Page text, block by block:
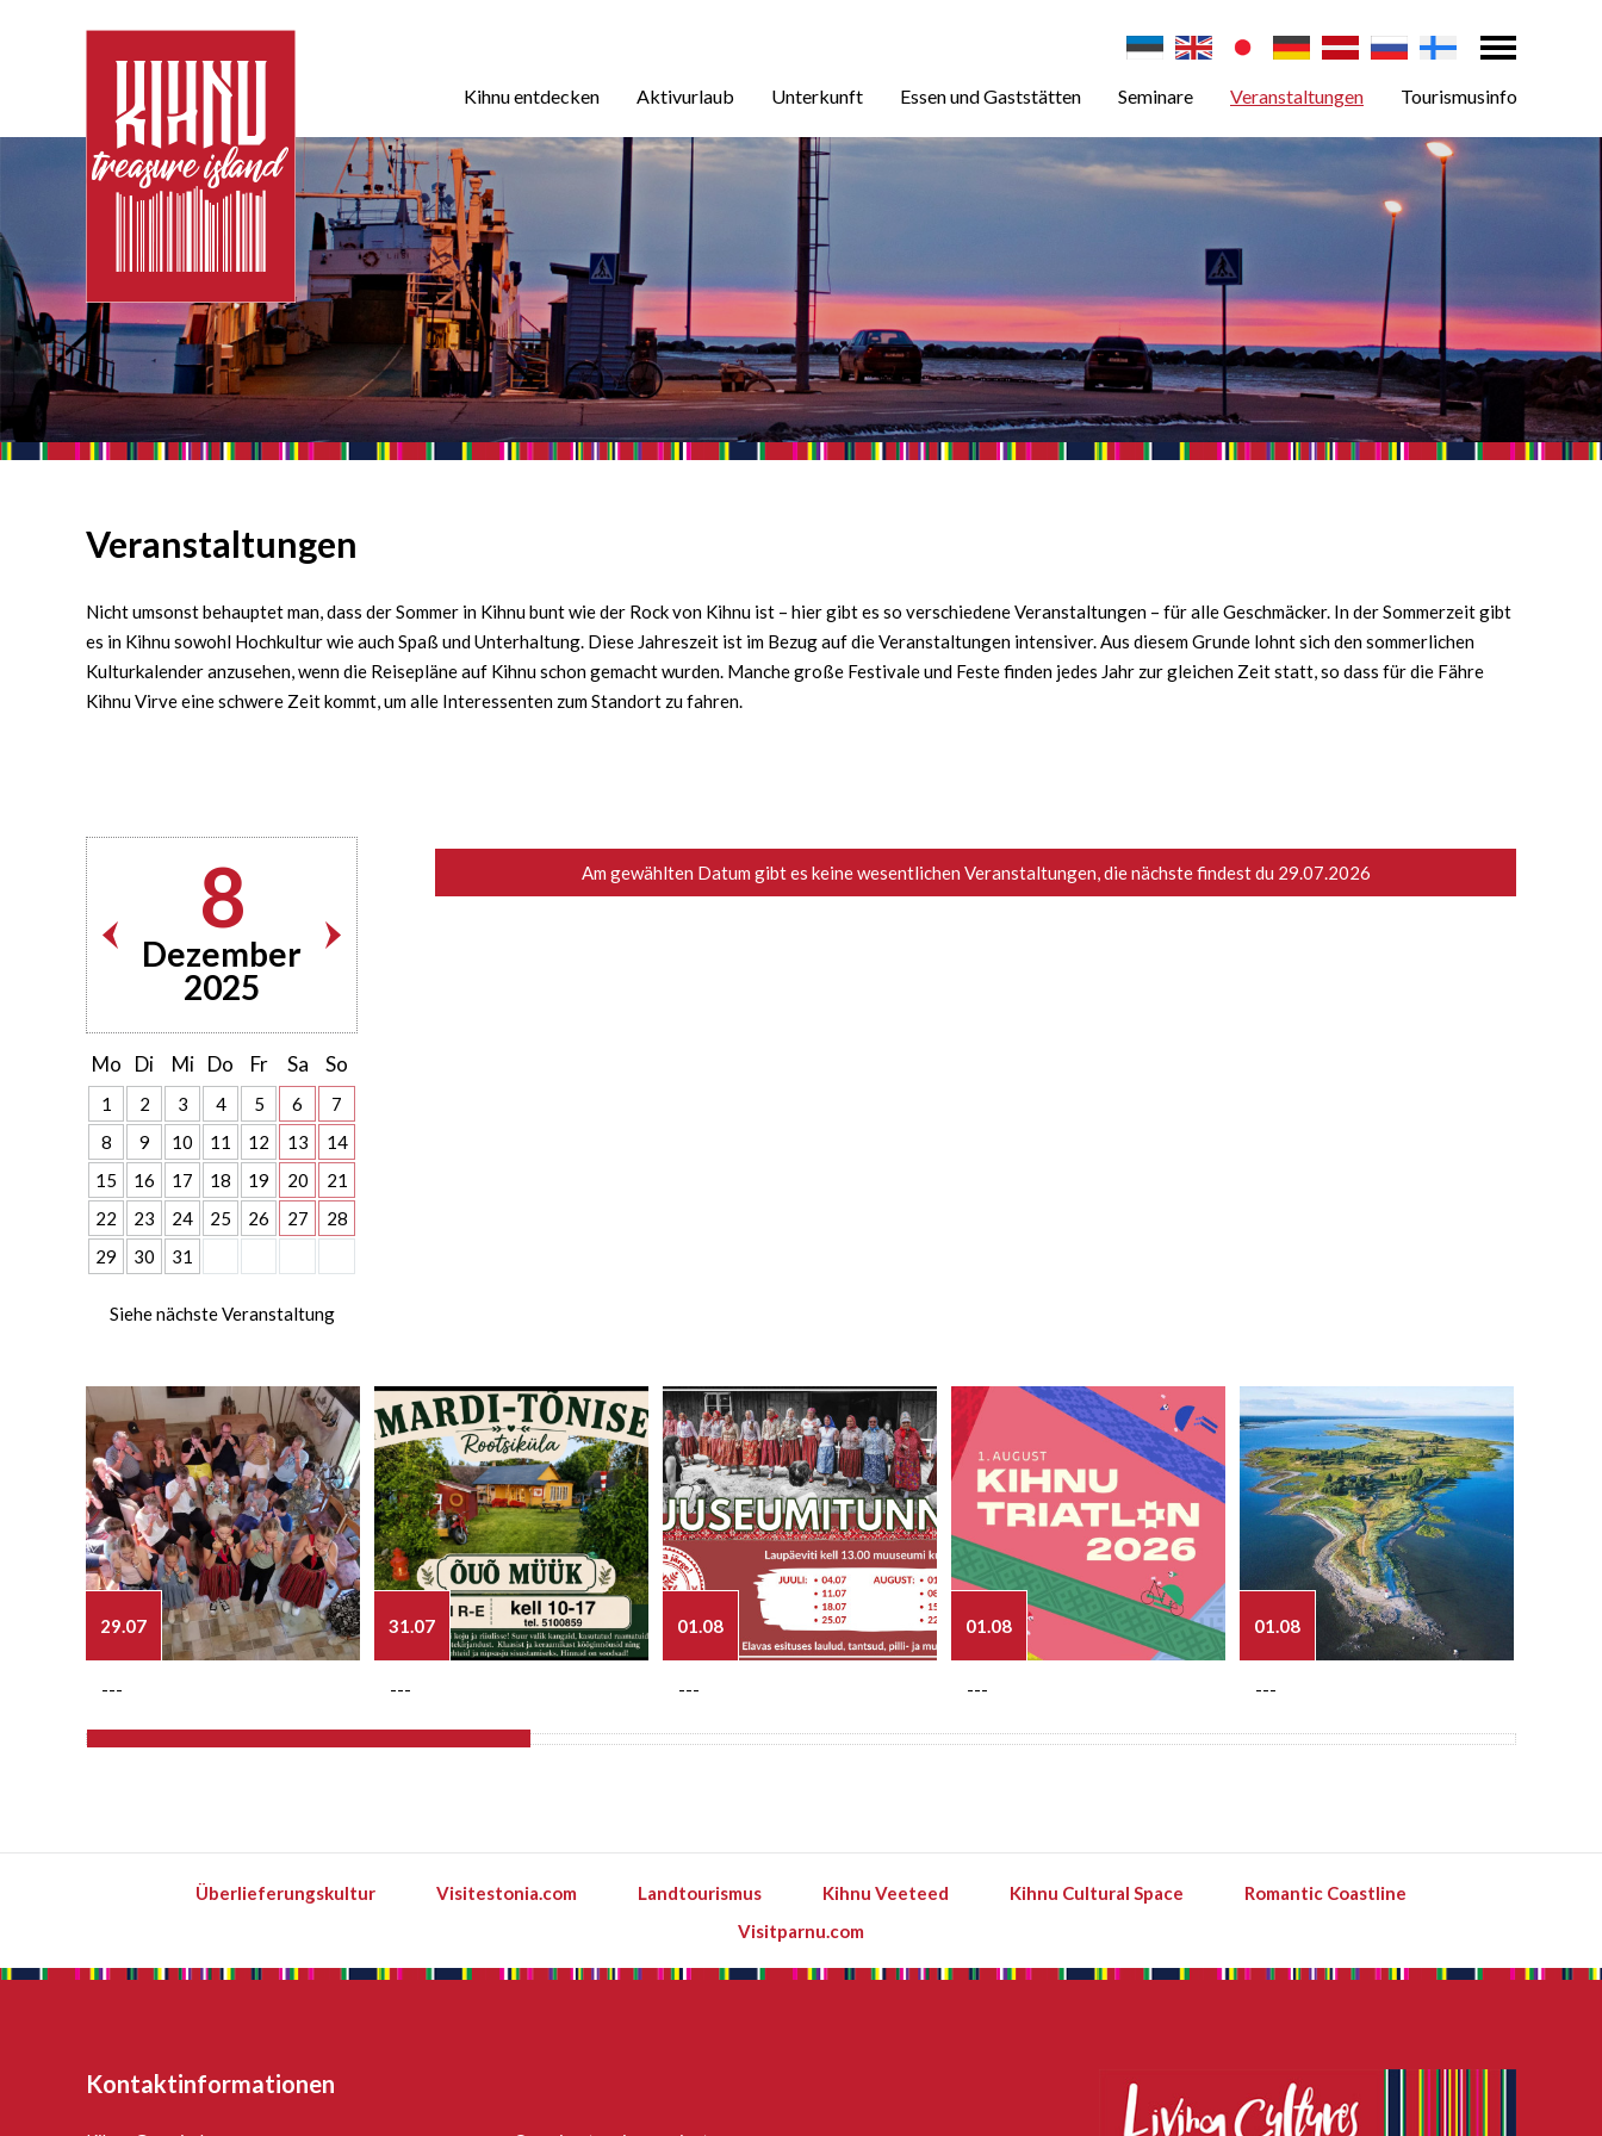
Kihnu entdecken Aktivurlaub Unterkunft Essen und Gaststätten Seminare Veranstaltungen Tourismusinfo
Veranstaltungen
Nicht umsonst behauptet man, dass der Sommer in Kihnu bunt wie der Rock von Kihnu ist – hier gibt es so verschiedene Veranstaltungen – für alle Geschmäcker. In der Sommerzeit gibt
es in Kihnu sowohl Hochkultur wie auch Spaß und Unterhaltung. Diese Jahreszeit ist im Bezug auf die Veranstaltungen intensiver. Aus diesem Grunde lohnt sich den sommerlichen
Kulturkalender anzusehen, wenn die Reisepläne auf Kihnu schon gemacht wurden. Manche große Festivale und Feste finden jedes Jahr zur gleichen Zeit statt, so dass für die Fähre
Kihnu Virve eine schwere Zeit kommt, um alle Interessenten zum Standort zu fahren.
8
Dezember
2025
Mo Di Mi Do Fr Sa So
1 2 3 4 5 6
7
8
9 10 11 12 13
14
15
16 17 18 19 20
21
22
23 24 25 26 27
28
29
30 31
Siehe nächste Veranstaltung
Am gewählten Datum gibt es keine wesentlichen Veranstaltungen, die nächste findest du 29.07.2026
29.07
---
31.07
---
01.08
---
01.08
---
01.08
---
Überlieferungskultur Visitestonia.com Landtourismus Kihnu Veeteed Kihnu Cultural Space
Romantic Coastline
Visitparnu.com
Kontaktinformationen